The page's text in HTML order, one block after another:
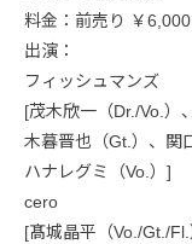
料金：前売り ￥6,000
出演：
フィッシュマンズ
[茂木欣一（Dr./Vo.）
木暮晋也（Gt.）、関
ハナレグミ（Vo.）]
cero
[髙城晶平（Vo./Gt./